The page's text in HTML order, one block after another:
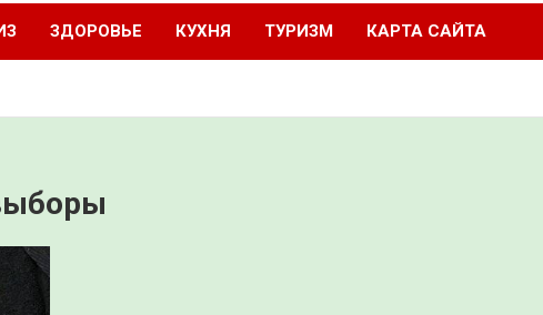
ЗДОРОВЬЕ КУХНЯ ТУРИЗМ КАРТА САЙТА